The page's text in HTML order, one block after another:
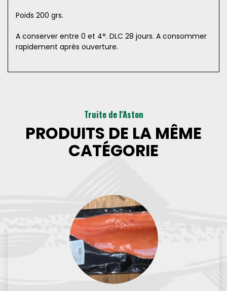
Poids 200 grs.
A conserver entre 0 et 4°. DLC 28 jours. A consommer
rapidement après ouverture.
Truite de l'Aston
PRODUITS DE LA MÊME
CATÉGORIE